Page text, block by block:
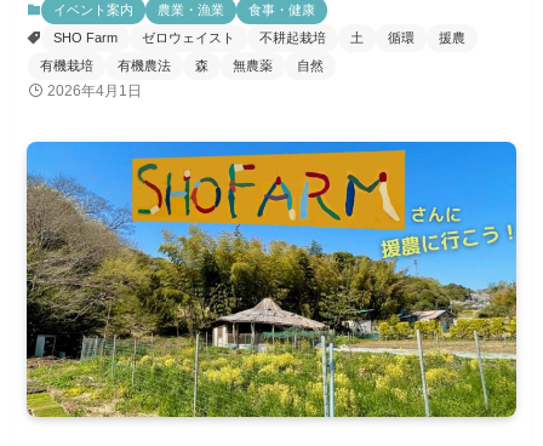
イベント案内 農業・漁業
食事・健康
SHO Farm
ゼロウェイスト 不耕起栽培 土 循環
援農
有機栽培
有機農法 森 無農薬 自然
2026年4月1日